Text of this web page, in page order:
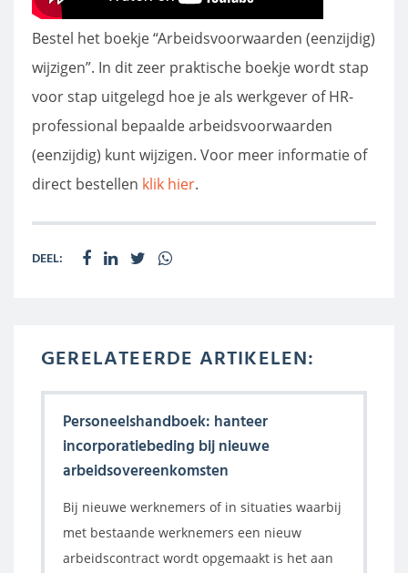
Bestel het boekje “Arbeidsvoorwaarden (eenzijdig)
wijzigen”. In dit zeer praktische boekje wordt stap
voor stap uitgelegd hoe je als werkgever of HR-
professional bepaalde arbeidsvoorwaarden
(eenzijdig) kunt wijzigen. Voor meer informatie of
direct bestellen klik hier.
DEEL:
GERELATEERDE ARTIKELEN:
Personeelshandboek: hanteer
incorporatiebeding bij nieuwe
arbeidsovereenkomsten
Bij nieuwe werknemers of in situaties waarbij
met bestaande werknemers een nieuw
arbeidscontract wordt opgemaakt is het aan